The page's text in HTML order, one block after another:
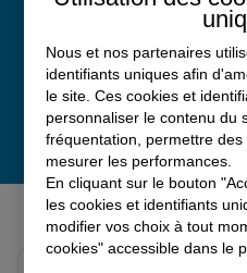
Derniers avis de
Nous et nos partenaires
identifiants uniques afin
le site. Ces cookies et
personnaliser le contenu du
fréquentation, permettre
mesurer les performances.
En cliquant sur le bouton
les cookies et identifiants
modifier vos choix à tout
cookies" accessible dans le